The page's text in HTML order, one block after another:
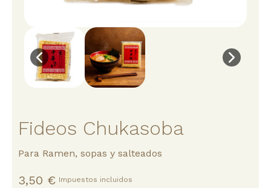
Fideos Chukasoba
Para Ramen, sopas y salteados
3,50 € Impuestos incluidos